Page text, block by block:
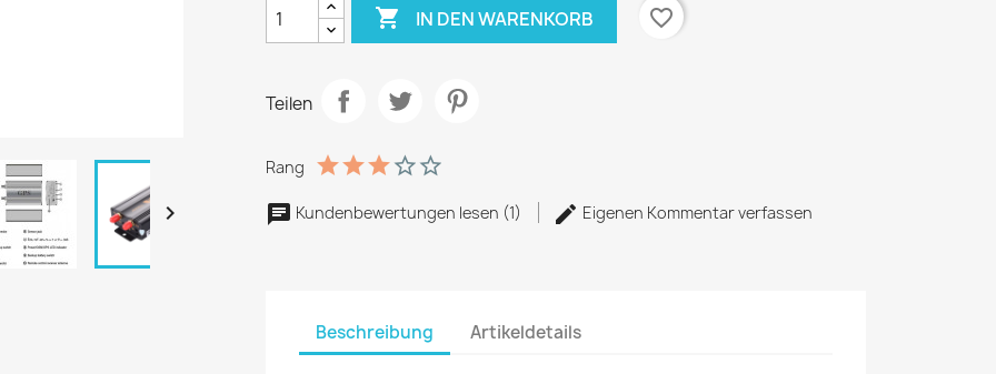

 IN DEN WARENKORB favorite_border
Teilen
Rang
Kundenbewertungen lesen (1) Eigenen Kommentar verfassen
Beschreibung Artikeldetails